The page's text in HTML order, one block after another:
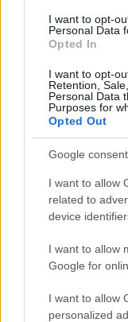
I want to opt-
Personal Data
Opted In
I want to opt-
Retention,
Personal Data
Purposes for
Opted Out
Google
I want to allow
related to
device
I want to allow
Google for
I want to allow
personalized
is